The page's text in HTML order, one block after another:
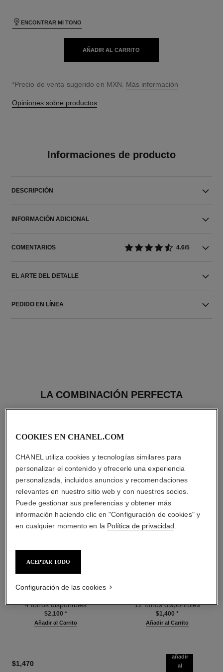
ENCONTRAR MI TONO
AÑADIR AL CARRITO
↩
*Precio de venta sugerido en MXN. Más información
Opiniones sobre productos
Informaciones de producto
DESCRIPCIÓN
INFORMACIÓN ADICIONAL
COMENTARIOS 4.6/5
EL ARTE DEL DETALLE
PEDIDO EN LÍNEA
LA COMBINACIÓN PERFECTA
les beiges poudre belle mine
Saludable, Polvos
Iluminador. Rostro, Cuello Y
Escote. Formato Maxi.
4 tonos disponibles
$2,100 *
Añadir al Carrito
12 tonos disponibles
$1,400 *
Añadir al Carrito
$1,470
añadir
al
COOKIES EN CHANEL.COM
CHANEL utiliza cookies y tecnologías similares para
personalizar el contenido y ofrecerle una experiencia
personalizada, incluidos anuncios y recomendaciones
relevantes en nuestro sitio web y con nuestros socios.
Puede gestionar sus preferencias y obtener más
información haciendo clic en "Configuración de cookies" y
en cualquier momento en la Política de privacidad
ACEPTAR TODO
Configuración de las cookies